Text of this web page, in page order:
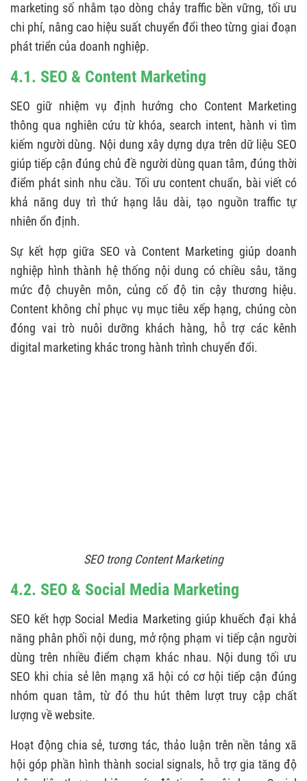
marketing số nhằm tạo dòng chảy traffic bền vững, tối ưu
chi phí, nâng cao hiệu suất chuyển đổi theo từng giai đoạn
phát triển của doanh nghiệp.
4.1. SEO & Content Marketing
SEO giữ nhiệm vụ định hướng cho Content Marketing
thông qua nghiên cứu từ khóa, search intent, hành vi tìm
kiếm người dùng. Nội dung xây dựng dựa trên dữ liệu SEO
giúp tiếp cận đúng chủ đề người dùng quan tâm, đúng thời
điểm phát sinh nhu cầu. Tối ưu content chuẩn, bài viết có
khả năng duy trì thứ hạng lâu dài, tạo nguồn traffic tự
nhiên ổn định.
Sự kết hợp giữa SEO và Content Marketing giúp doanh
nghiệp hình thành hệ thống nội dung có chiều sâu, tăng
mức độ chuyên môn, củng cố độ tin cậy thương hiệu.
Content không chỉ phục vụ mục tiêu xếp hạng, chúng còn
đóng vai trò nuôi dưỡng khách hàng, hỗ trợ các kênh
digital marketing khác trong hành trình chuyển đổi.
SEO trong Content Marketing
4.2. SEO & Social Media Marketing
SEO kết hợp Social Media Marketing giúp khuếch đại khả
năng phân phối nội dung, mở rộng phạm vi tiếp cận người
dùng trên nhiều điểm chạm khác nhau. Nội dung tối ưu
SEO khi chia sẻ lên mạng xã hội có cơ hội tiếp cận đúng
nhóm quan tâm, từ đó thu hút thêm lượt truy cập chất
lượng về website.
Hoạt động chia sẻ, tương tác, thảo luận trên nền tảng xã
hội góp phần hình thành social signals, hỗ trợ gia tăng độ